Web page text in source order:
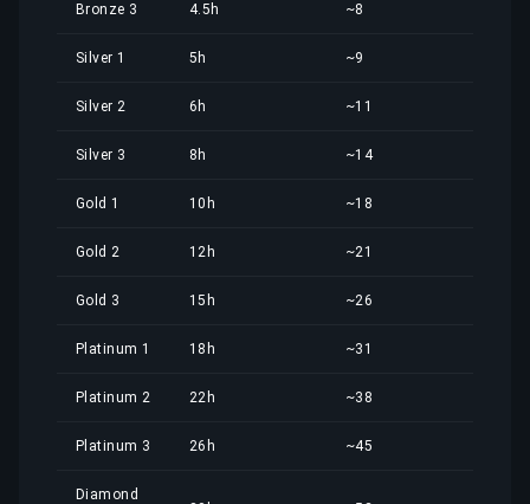
Bronze 3 4.5h ~8
Silver 1 5h ~9
Silver 2 6h ~11
Silver 3 8h ~14
Gold 1 10h ~18
Gold 2 12h ~21
Gold 3 15h ~26
Platinum 1 18h ~31
Platinum 2 22h ~38
Platinum 3 26h ~45
Diamond